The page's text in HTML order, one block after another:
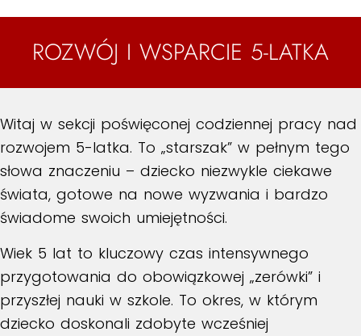
ROZWÓJ I WSPARCIE 5-LATKA
Witaj w sekcji poświęconej codziennej pracy nad
rozwojem 5-latka. To „starszak” w pełnym tego
słowa znaczeniu – dziecko niezwykle ciekawe
świata, gotowe na nowe wyzwania i bardzo
świadome swoich umiejętności.
Wiek 5 lat to kluczowy czas intensywnego
przygotowania do obowiązkowej „zerówki” i
przyszłej nauki w szkole. To okres, w którym
dziecko doskonali zdobyte wcześniej